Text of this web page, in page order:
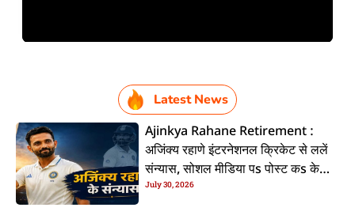
Latest News
Ajinkya Rahane Retirement :
अजिंक्य रहाणे इंटरनेशनल क्रिकेट से ललें
संन्यास, सोशल मीडिया पs पोस्ट कs के
कइलें एलान
July 30, 2026